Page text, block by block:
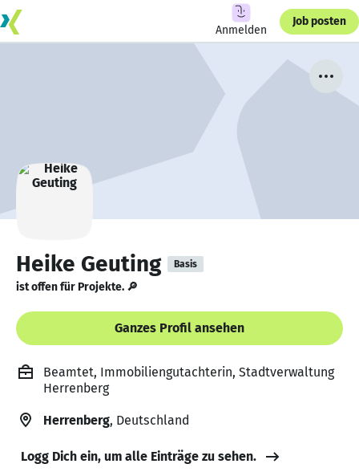
Anmelden
Job posten
Heike Geuting Basis
ist offen für Projekte. 🔎
Ganzes Profil ansehen
Beamtet, Immobiliengutachterin, Stadtverwaltung
Herrenberg
Herrenberg, Deutschland
Logg Dich ein, um alle Einträge zu sehen.